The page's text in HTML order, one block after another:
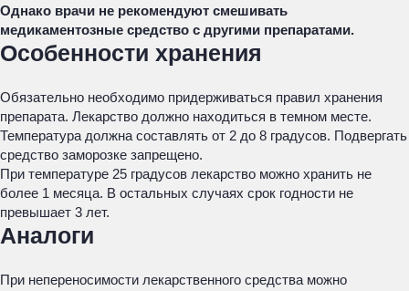
Однако врачи не рекомендуют смешивать
медикаментозные средство с другими препаратами.
Особенности хранения
Обязательно необходимо придерживаться правил хранения
препарата. Лекарство должно находиться в темном месте.
Температура должна составлять от 2 до 8 градусов. Подвергать
средство заморозке запрещено.
При температуре 25 градусов лекарство можно хранить не
более 1 месяца. В остальных случаях срок годности не
превышает 3 лет.
Аналоги
При непереносимости лекарственного средства можно